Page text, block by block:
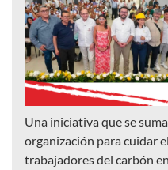
Una iniciativa que se
organización para cuidar
trabajadores del carbón